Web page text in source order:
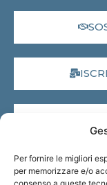
Per fornire le migliori
per memorizzare e/o